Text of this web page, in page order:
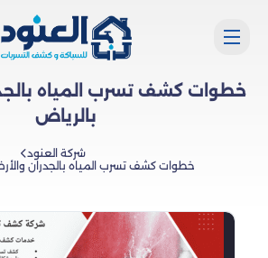
خطوات كشف تسرب المياه
بالرياض
شركة العنود
خطوات كشف تسرب المياه بالجدران